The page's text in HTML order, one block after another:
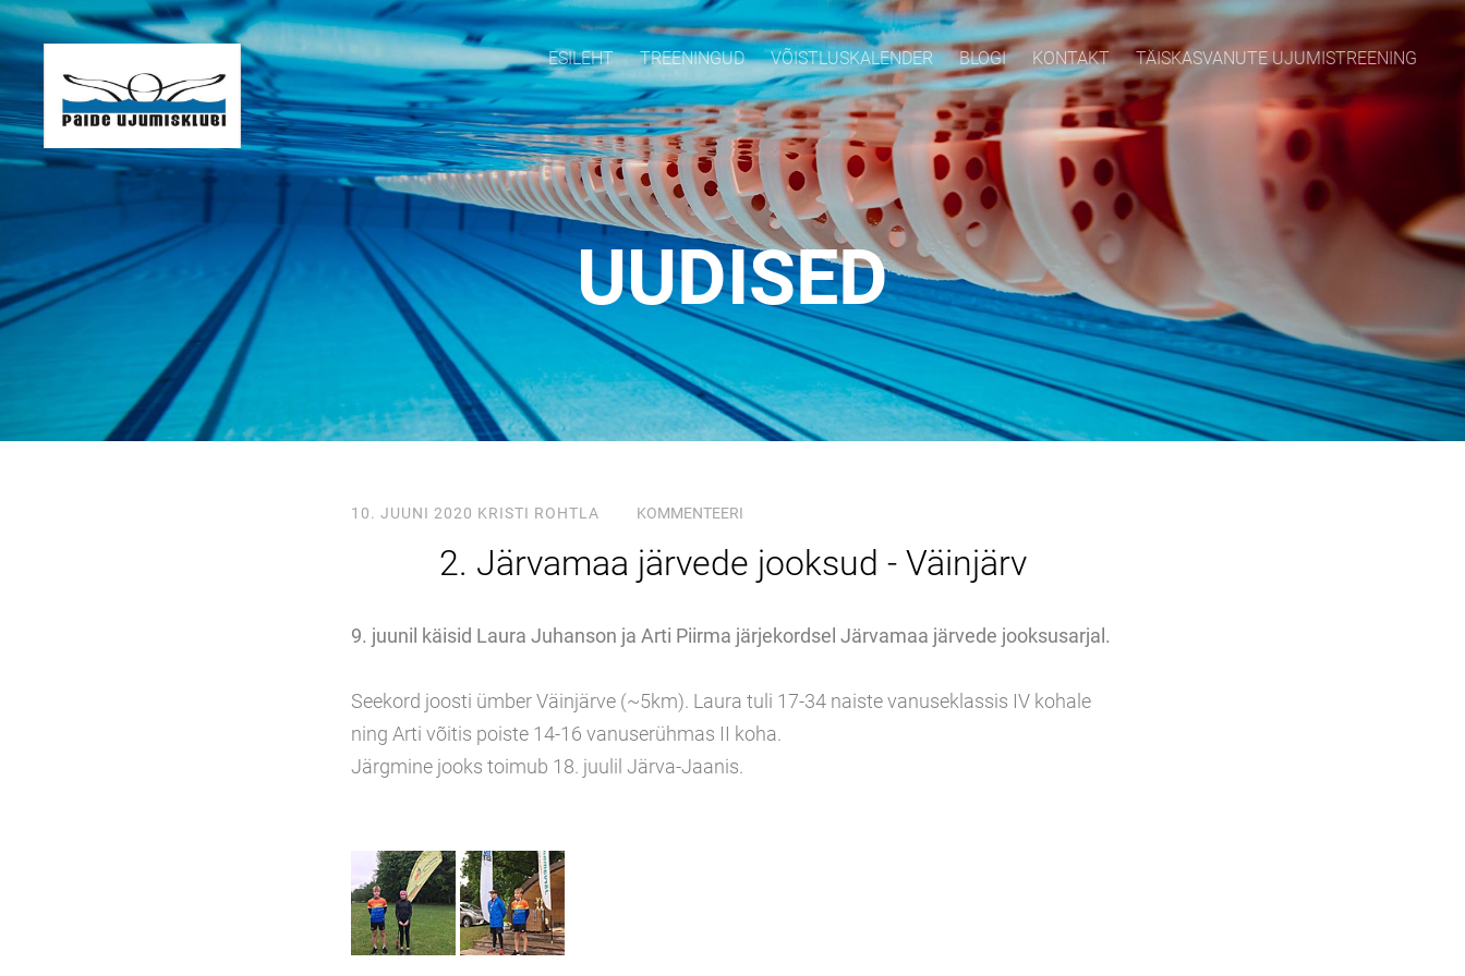
ESILEHT TREENINGUD VÕISTLUSKALENDER BLOGI KONTAKT TÄISKASVANUTE UJUMISTREENING
UUDISED
10. JUUNI 2020 KRISTI ROHTLA KOMMENTEERI
2. Järvamaa järvede jooksud - Väinjärv
9. juunil käisid Laura Juhanson ja Arti Piirma järjekordsel Järvamaa järvede jooksusarjal.
Seekord joosti ümber Väinjärve (~5km). Laura tuli 17-34 naiste vanuseklassis IV kohale
ning Arti võitis poiste 14-16 vanuserühmas II koha.
Järgmine jooks toimub 18. juulil Järva-Jaanis.